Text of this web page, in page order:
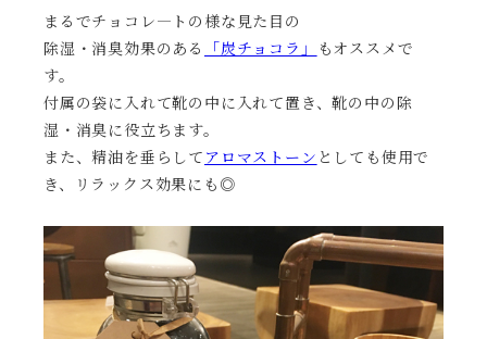
まるでチョコレ―トの様な見た目の
除湿・消臭効果のある
「炭チョコラ」
もオススメで
す。
付属の袋に入れて靴の中に入れて置き、靴の中の除
湿・消臭に役立ちます。
また、精油を垂らして アロマストーン としても使用で
き、リラックス効果にも◎